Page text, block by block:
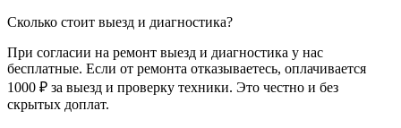
Сколько стоит выезд и диагностика?
При согласии на ремонт выезд и диагностика у нас
бесплатные. Если от ремонта отказываетесь, оплачивается
1000 ₽ за выезд и проверку техники. Это честно и без
скрытых доплат.